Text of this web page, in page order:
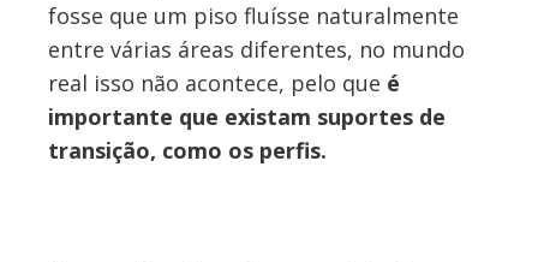
fosse que um piso fluísse naturalmente
entre várias áreas diferentes, no mundo
real isso não acontece, pelo que é
importante que existam suportes de
transição, como os perfis.